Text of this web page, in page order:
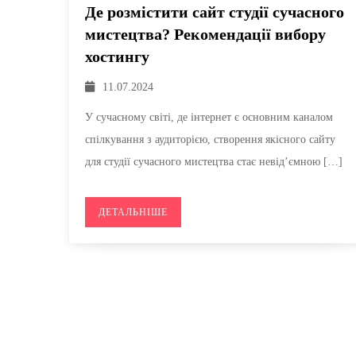
Де розмістити сайт студії сучасного
мистецтва? Рекомендації вибору
хостингу
11.07.2024
У сучасному світі, де інтернет є основним каналом
спілкування з аудиторією, створення якісного сайту
для студії сучасного мистецтва стає невід’ємною […]
ДЕТАЛЬНІШЕ